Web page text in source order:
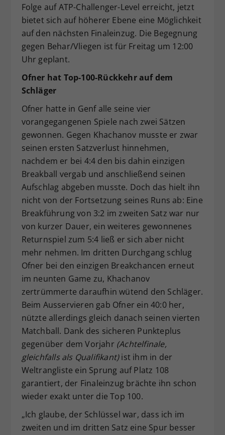
Folge auf ATP-Challenger-Level erreicht, jetzt
bietet sich auf höherer Ebene eine Möglichkeit
auf den nächsten Finaleinzug. Die Begegnung
gegen Behar/Vliegen ist für Freitag um 12:00
Uhr geplant.
Ofner hat Top-100-Rückkehr auf dem
Schläger
Ofner hatte in Genf alle seine vier
vorangegangenen Spiele nach zwei Sätzen
gewonnen. Gegen Khachanov musste er zwar
seinen ersten Satzverlust hinnehmen,
nachdem er bei 4:4 den bis dahin einzigen
Breakball vergab und anschließend seinen
Aufschlag abgeben musste. Doch das hielt ihn
nicht von der Fortsetzung seines Runs ab: Eine
Breakführung von 3:2 im zweiten Satz war nur
von kurzer Dauer, ein weiteres gewonnenes
Returnspiel zum 5:4 ließ er sich aber nicht
mehr nehmen. Im dritten Durchgang schlug
Ofner bei den einzigen Breakchancen erneut
im neunten Game zu, Khachanov
zertrümmerte daraufhin wütend den Schläger.
Beim Ausservieren gab Ofner ein 40:0 her,
nützte allerdings gleich danach seinen vierten
Matchball. Dank des sicheren Punkteplus
gegenüber dem Vorjahr (Achtelfinale,
gleichfalls als Qualifikant)ist ihm in der
Weltrangliste ein Sprung auf Platz 108
garantiert, der Finaleinzug brächte ihn schon
wieder exakt unter die Top 100.
„Ich glaube, der Schlüssel war, dass ich im
zweiten und im dritten Satz eine Spur besser